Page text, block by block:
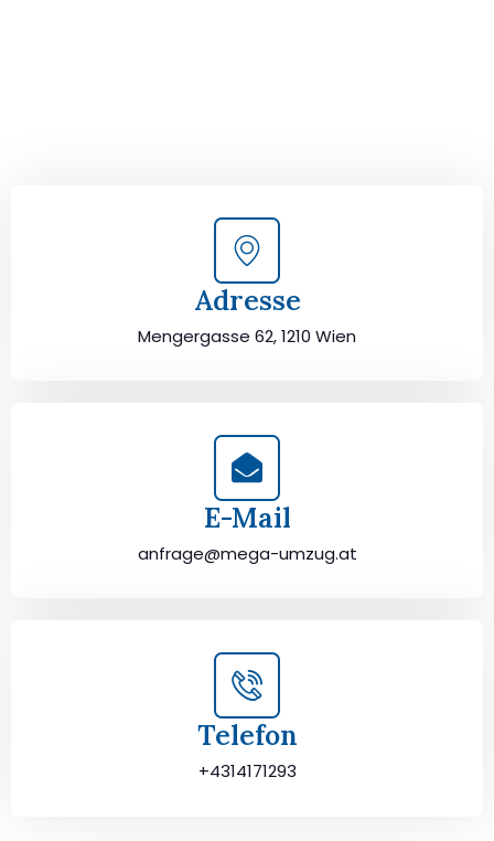
Adresse
Mengergasse 62, 1210 Wien
E-Mail
anfrage@mega-umzug.at
Telefon
+4314171293